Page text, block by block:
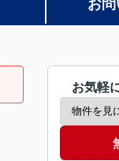
お
お気軽